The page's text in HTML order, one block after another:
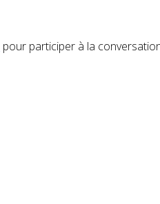
pour participer à la